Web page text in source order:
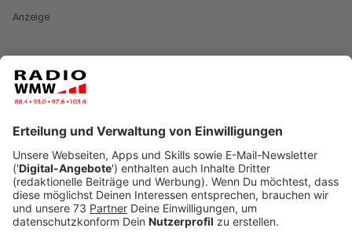
Anzeige
Bleibt zu Hause!
Anzeige
Nichtschließen müssen Lebensmittelgeschäfte,
Wochenmärkte, Abhol- und Lieferdienste und
Apotheken. Die Lage ist ernst und deshalb muss
gehandelt werden, sagtNRW-Ministerpräsident Armin